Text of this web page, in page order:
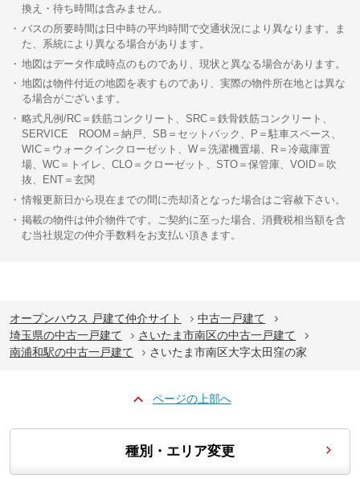
換え・待ち時間は含みません。
バスの所要時間は日中時の平均時間で交通状況により異なります。ま
た、系統により異なる場合があります。
地図はデータ作成時点のものであり、現状と異なる場合があります。
地図は物件付近の地図を表すものであり、実際の物件所在地とは異な
る場合がございます。
略式凡例/RC＝鉄筋コンクリート、SRC＝鉄骨鉄筋コンクリート、
SERVICE ROOM＝納戸、SB＝セットバック、P＝駐車スペース、
WIC＝ウォークインクローゼット、W＝洗濯機置場、R＝冷蔵庫置
場、WC＝トイレ、CLO＝クローゼット、STO＝保管庫、VOID＝吹
抜、ENT＝玄関
情報更新日から現在までの間に売却済となった場合はご容赦下さい。
掲載の物件は仲介物件です。ご契約に至った場合、消費税相当額を含
む当社規定の仲介手数料をお支払い頂きます。
オープンハウス 戸建て仲介サイト
中古一戸建て
埼玉県の中古一戸建て
さいたま市南区の中古一戸建て
南浦和駅の中古一戸建て
さいたま市南区大字太田窪の家
ページの上部へ
種別・エリア変更